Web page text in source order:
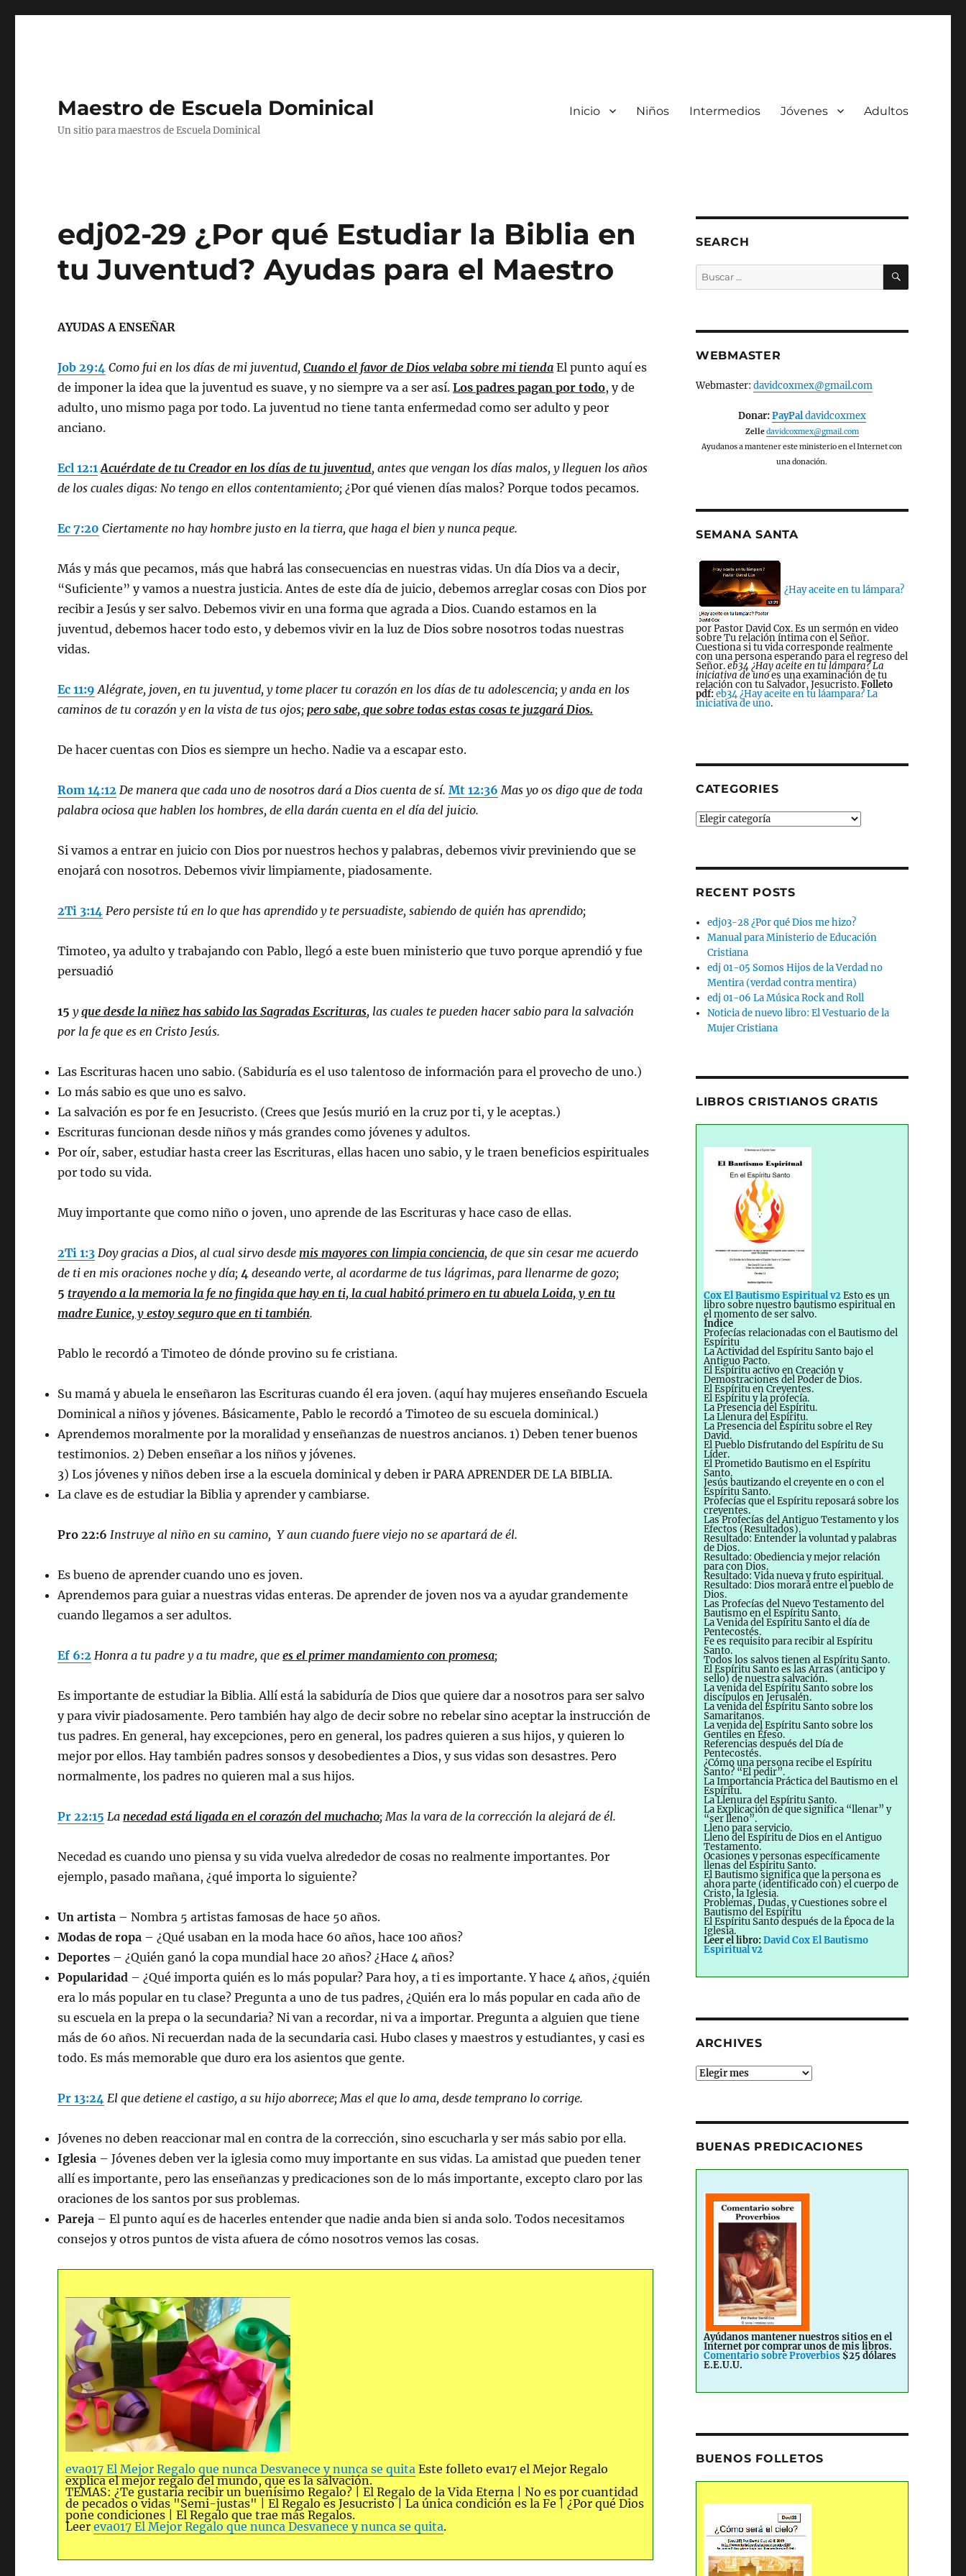
Maestro de Escuela Dominical
Un sitio para maestros de Escuela Dominical
Inicio Niños Intermedios Jóvenes Adultos
edj02-29 ¿Por qué Estudiar la Biblia en
tu Juventud? Ayudas para el Maestro
AYUDAS A ENSEÑAR
Job 29:4 Como fui en los días de mi juventud,Cuando el favor de Dios velaba sobre mi tienda El punto aquí es
de imponer la idea que la juventud es suave, y no siempre va a ser así.Los padres pagan por todo, y de
adulto, uno mismo paga por todo. La juventud no tiene tanta enfermedad como ser adulto y peor
anciano.
Ecl 12:1 Acuérdate de tu Creador en los días de tu juventud, antes que vengan los días malos, y lleguen los años
de los cuales digas: No tengo en ellos contentamiento; ¿Por qué vienen días malos? Porque todos pecamos.
Ec 7:20 Ciertamente no hay hombre justo en la tierra, que haga el bien y nunca peque.
Más y más que pecamos, más que habrá las consecuencias en nuestras vidas. Un día Dios va a decir,
“Suficiente” y vamos a nuestra justicia. Antes de este día de juicio, debemos arreglar cosas con Dios por
recibir a Jesús y ser salvo. Debemos vivir en una forma que agrada a Dios. Cuando estamos en la
juventud, debemos hacer todo esto, y debemos vivir en la luz de Dios sobre nosotros todas nuestras
vidas.
Ec 11:9 Alégrate, joven, en tu juventud, y tome placer tu corazón en los días de tu adolescencia; y anda en los
caminos de tu corazón y en la vista de tus ojos;pero sabe, que sobre todas estas cosas te juzgará Dios.
De hacer cuentas con Dios es siempre un hecho. Nadie va a escapar esto.
Rom 14:12 De manera que cada uno de nosotros dará a Dios cuenta de sí.Mt 12:36 Mas yo os digo que de toda
palabra ociosa que hablen los hombres, de ella darán cuenta en el día del juicio.
Si vamos a entrar en juicio con Dios por nuestros hechos y palabras, debemos vivir previniendo que se
enojará con nosotros. Debemos vivir limpiamente, piadosamente.
2Ti 3:14 Pero persiste tú en lo que has aprendido y te persuadiste, sabiendo de quién has aprendido;
Timoteo, ya adulto y trabajando con Pablo, llegó a este buen ministerio que tuvo porque aprendió y fue
persuadió
15 yque desde la niñez has sabido las Sagradas Escrituras, las cuales te pueden hacer sabio para la salvación
por la fe que es en Cristo Jesús.
Las Escrituras hacen uno sabio. (Sabiduría es el uso talentoso de información para el provecho de uno.)
Lo más sabio es que uno es salvo.
La salvación es por fe en Jesucristo. (Crees que Jesús murió en la cruz por ti, y le aceptas.)
Escrituras funcionan desde niños y más grandes como jóvenes y adultos.
Por oír, saber, estudiar hasta creer las Escrituras, ellas hacen uno sabio, y le traen beneficios espirituales
por todo su vida.
Muy importante que como niño o joven, uno aprende de las Escrituras y hace caso de ellas.
2Ti 1:3 Doy gracias a Dios, al cual sirvo desdemis mayores con limpia conciencia, de que sin cesar me acuerdo
de ti en mis oraciones noche y día; 4 deseando verte, al acordarme de tus lágrimas, para llenarme de gozo;
5 trayendo a la memoria la fe no fingida que hay en ti, la cual habitó primero en tu abuela Loida, y en tu
madre Eunice, y estoy seguro que en ti también.
Pablo le recordó a Timoteo de dónde provino su fe cristiana.
Su mamá y abuela le enseñaron las Escrituras cuando él era joven. (aquí hay mujeres enseñando Escuela
Dominical a niños y jóvenes. Básicamente, Pablo le recordó a Timoteo de su escuela dominical.)
Aprendemos moralmente por la moralidad y enseñanzas de nuestros ancianos. 1) Deben tener buenos
testimonios. 2) Deben enseñar a los niños y jóvenes.
3) Los jóvenes y niños deben irse a la escuela dominical y deben ir PARA APRENDER DE LA BIBLIA.
La clave es de estudiar la Biblia y aprender y cambiarse.
Pro 22:6 Instruye al niño en su camino, Y aun cuando fuere viejo no se apartará de él.
Es bueno de aprender cuando uno es joven.
Aprendemos para guiar a nuestras vidas enteras. De aprender de joven nos va a ayudar grandemente
cuando llegamos a ser adultos.
Ef 6:2 Honra a tu padre y a tu madre, quees el primer mandamiento con promesa;
Es importante de estudiar la Biblia. Allí está la sabiduría de Dios que quiere dar a nosotros para ser salvo
y para vivir piadosamente. Pero también hay algo de decir sobre no rebelar sino aceptar la instrucción de
tus padres. En general, hay excepciones, pero en general, los padres quieren a sus hijos, y quieren lo
mejor por ellos. Hay también padres sonsos y desobedientes a Dios, y sus vidas son desastres. Pero
normalmente, los padres no quieren mal a sus hijos.
Pr 22:15 Lanecedad está ligada en el corazón del muchacho; Mas la vara de la corrección la alejará de él.
Necedad es cuando uno piensa y su vida vuelva alrededor de cosas no realmente importantes. Por
ejemplo, pasado mañana, ¿qué importa lo siguiente?
Un artista – Nombra 5 artistas famosas de hace 50 años.
Modas de ropa – ¿Qué usaban en la moda hace 60 años, hace 100 años?
Deportes – ¿Quién ganó la copa mundial hace 20 años? ¿Hace 4 años?
Popularidad – ¿Qué importa quién es lo más popular? Para hoy, a ti es importante. Y hace 4 años, ¿quién
era lo más popular en tu clase? Pregunta a uno de tus padres, ¿Quién era lo más popular en cada año de
su escuela en la prepa o la secundaria? Ni van a recordar, ni va a importar. Pregunta a alguien que tiene
más de 60 años. Ni recuerdan nada de la secundaria casi. Hubo clases y maestros y estudiantes, y casi es
todo. Es más memorable que duro era los asientos que gente.
Pr 13:24 El que detiene el castigo, a su hijo aborrece; Mas el que lo ama, desde temprano lo corrige.
Jóvenes no deben reaccionar mal en contra de la corrección, sino escucharla y ser más sabio por ella.
Iglesia – Jóvenes deben ver la iglesia como muy importante en sus vidas. La amistad que pueden tener
allí es importante, pero las enseñanzas y predicaciones son de lo más importante, excepto claro por las
oraciones de los santos por sus problemas.
Pareja – El punto aquí es de hacerles entender que nadie anda bien si anda solo. Todos necesitamos
consejos y otros puntos de vista afuera de cómo nosotros vemos las cosas.
eva017 El Mejor Regalo que nunca Desvanece y nunca se quita Este folleto eva17 el Mejor Regalo
explica el mejor regalo del mundo, que es la salvación.
TEMAS: ¿Te gustaría recibir un buenísimo Regalo? | El Regalo de la Vida Eterna | No es por cuantidad
de pecados o vidas "Semi-justas" | El Regalo es Jesucristo | La única condición es la Fe | ¿Por qué Dios
pone condiciones | El Regalo que trae más Regalos.
Leereva017 El Mejor Regalo que nunca Desvanece y nunca se quita.
SEARCH
Buscar
por:
BUSCAR
WEBMASTER
Webmaster: davidcoxmex@gmail.com
Donar:PayPaldavidcoxmex
Zelledavidcoxmex@gmail.com
Ayudanos a mantener este ministerio en el Internet con
una donación.
SEMANA SANTA
¿Hay aceite en tu lámpara?
por Pastor David Cox. Es un sermón en video
sobre Tu relación íntima con el Señor.
Cuestiona si tu vida corresponde realmente
con una persona esperando para el regreso del
Señor.eb34 ¿Hay aceite en tu lámpara? La
iniciativa de unoes una examinación de tu
relación con tu Salvador, Jesucristo.Folleto
pdf:eb34 ¿Hay aceite en tu láampara? La
iniciativa de uno.
CATEGORIES
Categories
RECENT POSTS
edj03-28 ¿Por qué Dios me hizo?
Manual para Ministerio de Educación
Cristiana
edj 01-05 Somos Hijos de la Verdad no
Mentira (verdad contra mentira)
edj 01-06 La Música Rock and Roll
Noticia de nuevo libro: El Vestuario de la
Mujer Cristiana
LIBROS CRISTIANOS GRATIS
Cox El Bautismo Espiritual v2Esto es un
libro sobre nuestro bautismo espiritual en
el momento de ser salvo.
Índice
Profecías relacionadas con el Bautismo del
Espíritu
La Actividad del Espíritu Santo bajo el
Antiguo Pacto.
El Espíritu activo en Creación y
Demostraciones del Poder de Dios.
El Espíritu en Creyentes.
El Espíritu y la profecía.
La Presencia del Espíritu.
La Llenura del Espíritu.
La Presencia del Espíritu sobre el Rey
David.
El Pueblo Disfrutando del Espíritu de Su
Líder.
El Prometido Bautismo en el Espíritu
Santo.
Jesús bautizando el creyente en o con el
Espíritu Santo.
Profecías que el Espíritu reposará sobre los
creyentes.
Las Profecías del Antiguo Testamento y los
Efectos (Resultados).
Resultado: Entender la voluntad y palabras
de Dios.
Resultado: Obediencia y mejor relación
para con Dios.
Resultado: Vida nueva y fruto espiritual.
Resultado: Dios morará entre el pueblo de
Dios.
Las Profecías del Nuevo Testamento del
Bautismo en el Espíritu Santo.
La Venida del Espíritu Santo el día de
Pentecostés.
Fe es requisito para recibir al Espíritu
Santo.
Todos los salvos tienen al Espíritu Santo.
El Espíritu Santo es las Arras (anticipo y
sello) de nuestra salvación.
La venida del Espíritu Santo sobre los
discípulos en Jerusalén.
La venida del Espíritu Santo sobre los
Samaritanos.
La venida del Espíritu Santo sobre los
Gentiles en Éfeso.
Referencias después del Día de
Pentecostés.
¿Cómo una persona recibe el Espíritu
Santo? “El pedir”.
La Importancia Práctica del Bautismo en el
Espíritu.
La Llenura del Espíritu Santo.
La Explicación de que significa “llenar” y
“ser lleno”.
Lleno para servicio.
Lleno del Espíritu de Dios en el Antiguo
Testamento.
Ocasiones y personas específicamente
llenas del Espíritu Santo.
El Bautismo significa que la persona es
ahora parte (identificado con) el cuerpo de
Cristo, la Iglesia.
Problemas, Dudas, y Cuestiones sobre el
Bautismo del Espíritu
El Espíritu Santo después de la Época de la
Iglesia.
Leer el libro:David Cox El Bautismo
Espiritual v2
ARCHIVES
Archives
BUENAS PREDICACIONES
Ayúdanos mantener nuestros sitios en el
Internet por comprar unos de mis libros.
Comentario sobre Proverbios$25 dólares
E.E.U.U.
BUENOS FOLLETOS